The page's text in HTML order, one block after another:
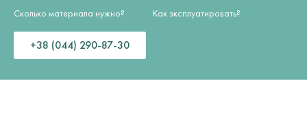
Сколько материала нужно?
Как эксплуатировать?
+38 (044) 290-87-30